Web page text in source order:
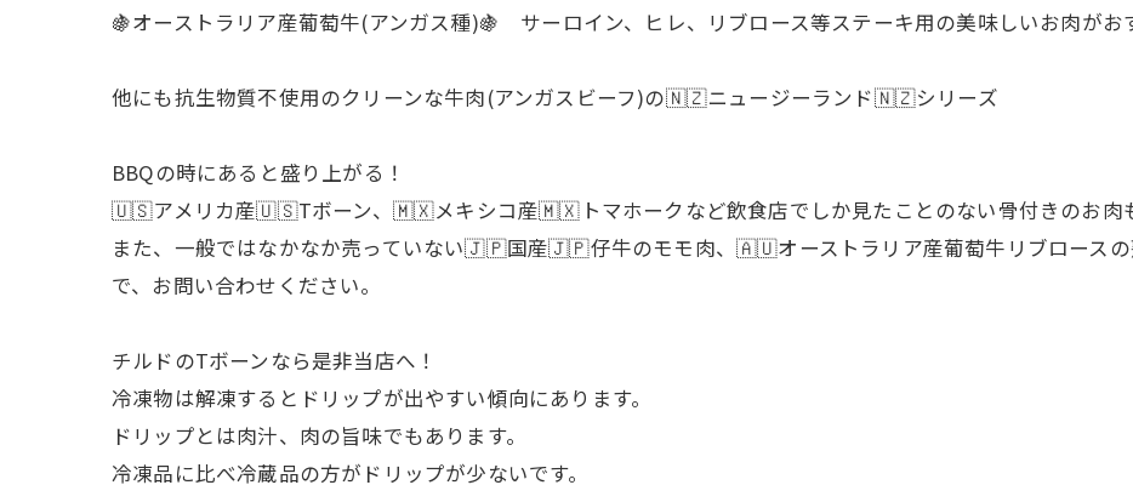
🍇オーストラリア産葡萄牛(アンガス種)🍇 サーロイン、ヒレ、リブロース等ステーキ用の美味しいお肉がお
他にも抗生物質不使用のクリーンな牛肉(アンガスビーフ)の🇳🇿ニュージーランド🇳🇿シリーズ
BBQの時にあると盛り上がる！
🇺🇸アメリカ産🇺🇸Tボーン、🇲🇽メキシコ産🇲🇽トマホークなど飲食店でしか見たことのない骨付きのお肉
また、一般ではなかなか売っていない🇯🇵国産🇯🇵仔牛のモモ肉、🇦🇺オーストラリア産葡萄牛リブロースの
で、お問い合わせください。
チルドのTボーンなら是非当店へ！
冷凍物は解凍するとドリップが出やすい傾向にあります。
ドリップとは肉汁、肉の旨味でもあります。
冷凍品に比べ冷蔵品の方がドリップが少ないです。